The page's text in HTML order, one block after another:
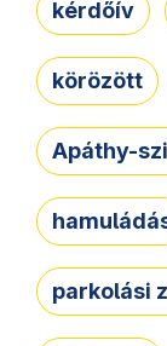
kérdőív
körözött
Apáthy-
parkolási